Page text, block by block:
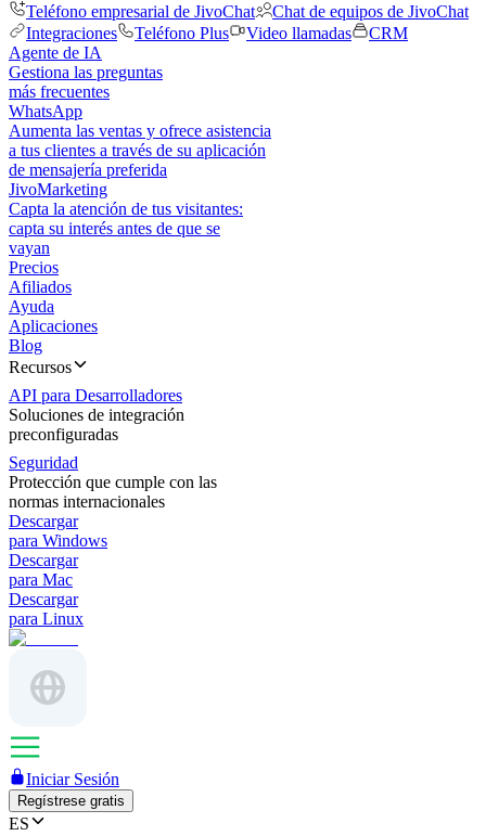
Teléfono empresarial de JivoChat
Chat de equipos de JivoChat
Integraciones
Teléfono Plus Video llamadas
CRM
Agente de IA
Gestiona las preguntas
más frecuentes
WhatsApp
Aumenta las ventas y ofrece asistencia
a tus clientes a través de su aplicación
de mensajería preferida
JivoMarketing
Capta la atención de tus visitantes:
capta su interés antes de que se
vayan
Precios
Afiliados
Ayuda
Aplicaciones
Blog
Recursos
API para Desarrolladores
Soluciones de integración
preconfiguradas
Seguridad
Protección que cumple con las
normas internacionales
Descargar
para Windows
Descargar
para Mac
Descargar
para Linux
Iniciar Sesión
Regístrese gratis
ES